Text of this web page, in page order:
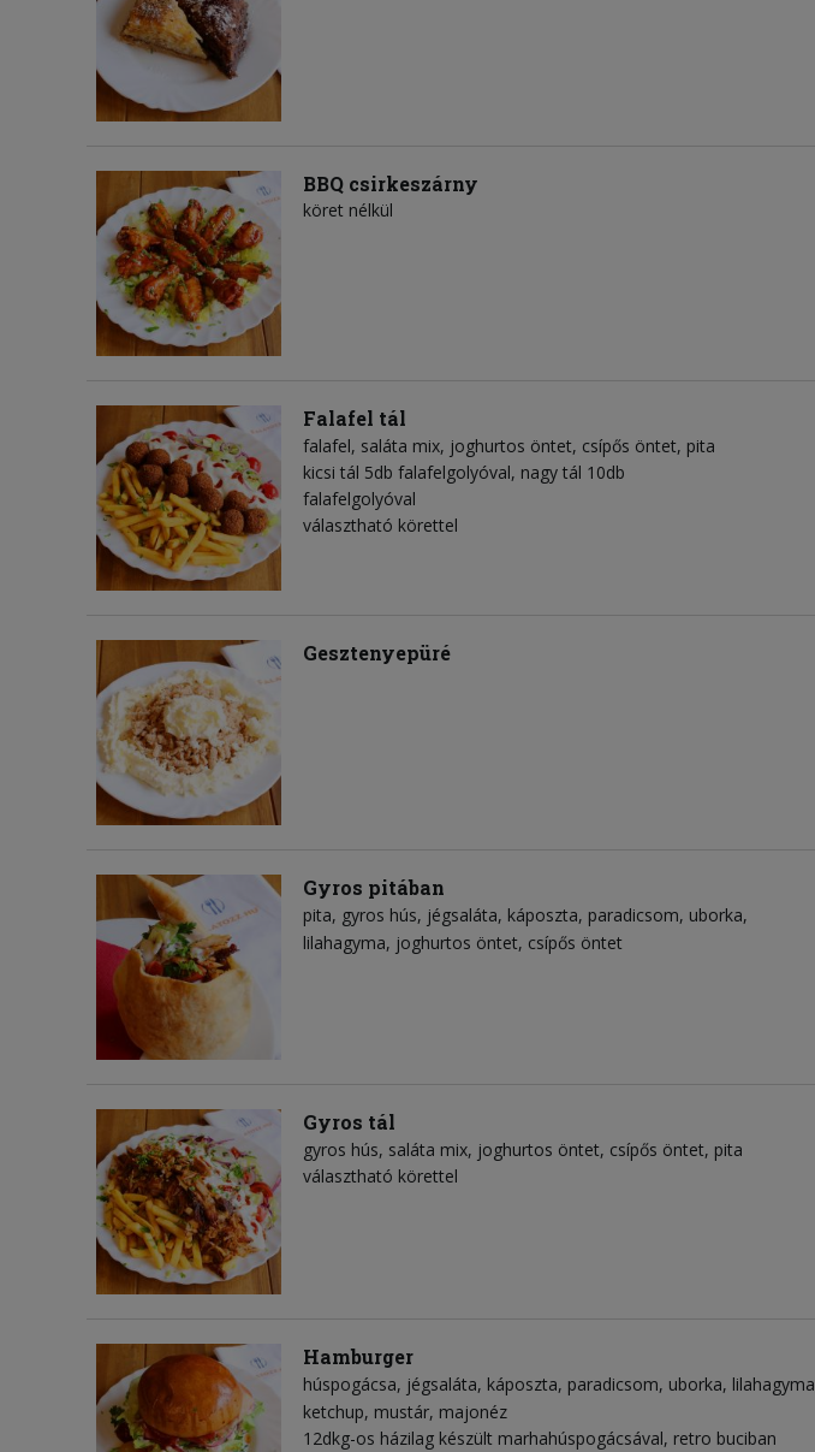
BBQ csirkeszárny
köret nélkül
Falafel tál
falafel saláta mix joghurtos öntet csípős öntet pita
kicsi tál 5db falafelgolyóval, nagy tál 10db
falafelgolyóval
választható körettel
Gesztenyepüré
Gyros pitában
pita gyros hús jégsaláta káposzta paradicsom uborka
lilahagyma joghurtos öntet csípős öntet
Gyros tál
gyros hús saláta mix joghurtos öntet csípős öntet pita
választható körettel
Hamburger
húspogácsa jégsaláta káposzta paradicsom uborka lilahagyma
ketchup mustár majonéz
12dkg-os házilag készült marhahúspogácsával, retro buciban